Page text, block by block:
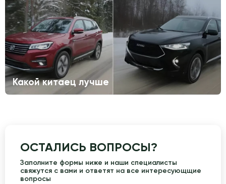
Какой китаец лучше
ОСТАЛИСЬ ВОПРОСЫ?
Заполните формы ниже и наши специалисты
свяжутся с вами и ответят на все интересующщие
вопросы